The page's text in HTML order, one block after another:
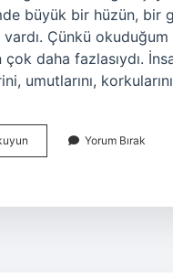
büyük bir hüzün, bir
Çünkü
çok daha fazlasıydı.
umutlarını,
Kurtuluş
Savaşı’nı
ve
Yorum Bırak